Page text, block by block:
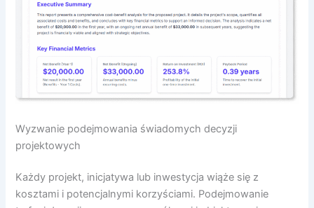
Wyzwanie podejmowania świadomych decyzji
projektowych
Każdy projekt, inicjatywa lub inwestycja wiąże się z
kosztami i potencjalnymi korzyściami. Podejmowanie